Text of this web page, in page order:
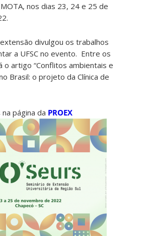
nos dias 23, 24 e 25 de
divulgou os trabalhos
a UFSC no evento. Entre os
o artigo “Conflitos ambientais e
Brasil: o projeto da Clínica de
página da PROEX